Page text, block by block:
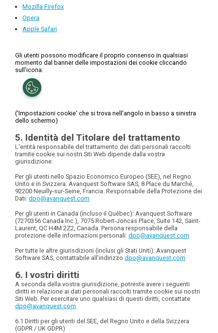
Mozilla Firefox
Opera
Apple Safari
Gli utenti possono modificare il proprio consenso in qualsiasi
momento dal banner delle impostazioni dei cookie cliccando
sull'icona:
('Impostazioni cookie' che si trova nell'angolo in basso a sinistra
dello schermo)
5. Identità del Titolare del trattamento
L'entità responsabile del trattamento dei dati personali raccolti
tramite cookie sui nostri Siti Web dipende dalla vostra
giurisdizione:
Per gli utenti nello Spazio Economico Europeo (SEE), nel Regno
Unito e in Svizzera: Avanquest Software SAS, 8 Place du Marché,
92200 Neuilly-sur-Seine, Francia. Responsabile della Protezione dei
Dati: dpo@avanquest.com
Per gli utenti in Canada (incluso il Québec): Avanquest Software
(7270356 Canada Inc.), 7075 Robert-Joncas Place, Suite 142, Saint-
Laurent, QC H4M 2Z2, Canada. Persona responsabile della
protezione delle informazioni personali: dpo@avanquest.com
Per tutte le altre giurisdizioni (inclusi gli Stati Uniti): Avanquest
Software SAS, contattabile all'indirizzo dpo@avanquest.com
6. I vostri diritti
A seconda della vostra giurisdizione, potreste avere i seguenti
diritti in relazione ai dati personali raccolti tramite cookie sui nostri
Siti Web. Per esercitare uno qualsiasi di questi diritti, contattate
dpo@avanquest.com.
6.1 Diritti per gli utenti del SEE, del Regno Unito e della Svizzera
(GDPR / UK GDPR)